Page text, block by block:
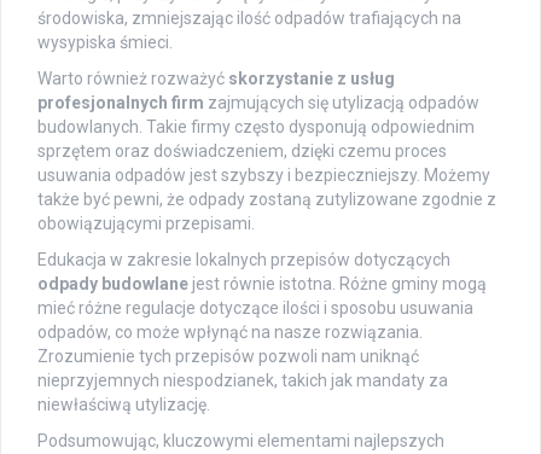
środowiska, zmniejszając ilość odpadów trafiających na
wysypiska śmieci.
Warto również rozważyć skorzystanie z usług
profesjonalnych firm zajmujących się utylizacją odpadów
budowlanych. Takie firmy często dysponują odpowiednim
sprzętem oraz doświadczeniem, dzięki czemu proces
usuwania odpadów jest szybszy i bezpieczniejszy. Możemy
także być pewni, że odpady zostaną zutylizowane zgodnie z
obowiązującymi przepisami.
Edukacja w zakresie lokalnych przepisów dotyczących
odpady budowlane jest równie istotna. Różne gminy mogą
mieć różne regulacje dotyczące ilości i sposobu usuwania
odpadów, co może wpłynąć na nasze rozwiązania.
Zrozumienie tych przepisów pozwoli nam uniknąć
nieprzyjemnych niespodzianek, takich jak mandaty za
niewłaściwą utylizację.
Podsumowując, kluczowymi elementami najlepszych